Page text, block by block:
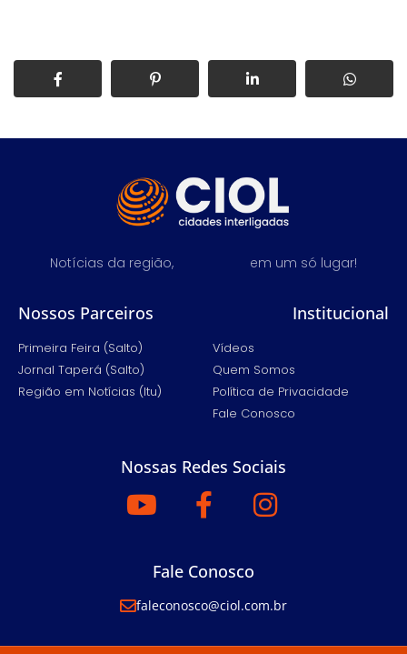
Notícias da região, em um só lugar!
Nossos Parceiros
Primeira Feira (Salto)
Jornal Taperá (Salto)
Região em Notícias (Itu)
Institucional
Vídeos
Quem Somos
Política de Privacidade
Fale Conosco
Nossas Redes Sociais
Fale Conosco
faleconosco@ciol.com.br